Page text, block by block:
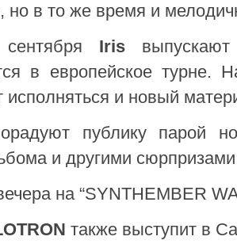
но в то же время и
Irisвыпускают
в европейское турне.
исполняться и новый
публику парой
и другими
на “SYNTHEMBER
также выступит в